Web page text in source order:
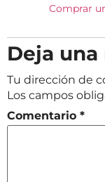
Comprar
Deja una
Tu dirección de
Los campos
Comentario *